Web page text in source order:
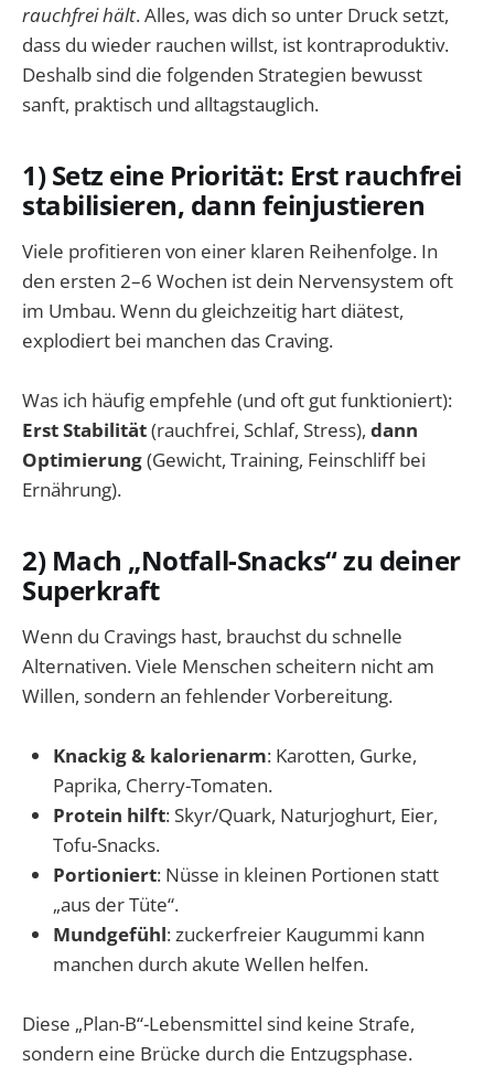
rauchfrei hält. Alles, was dich so unter Druck setzt,
dass du wieder rauchen willst, ist kontraproduktiv.
Deshalb sind die folgenden Strategien bewusst
sanft, praktisch und alltagstauglich.
1) Setz eine Priorität: Erst rauchfrei
stabilisieren, dann feinjustieren
Viele profitieren von einer klaren Reihenfolge. In
den ersten 2–6 Wochen ist dein Nervensystem oft
im Umbau. Wenn du gleichzeitig hart diätest,
explodiert bei manchen das Craving.
Was ich häufig empfehle (und oft gut funktioniert):
Erst Stabilität(rauchfrei, Schlaf, Stress), dann
Optimierung(Gewicht, Training, Feinschliff bei
Ernährung).
2) Mach „Notfall-Snacks“ zu deiner
Superkraft
Wenn du Cravings hast, brauchst du schnelle
Alternativen. Viele Menschen scheitern nicht am
Willen, sondern an fehlender Vorbereitung.
Knackig & kalorienarm: Karotten, Gurke,
Paprika, Cherry-Tomaten.
Protein hilft: Skyr/Quark, Naturjoghurt, Eier,
Tofu-Snacks.
Portioniert: Nüsse in kleinen Portionen statt
„aus der Tüte“.
Mundgefühl: zuckerfreier Kaugummi kann
manchen durch akute Wellen helfen.
Diese „Plan-B“-Lebensmittel sind keine Strafe,
sondern eine Brücke durch die Entzugsphase.